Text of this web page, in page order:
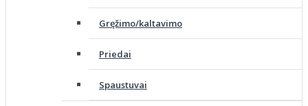
Gręžimo/kaltavimo
Priedai
Spaustuvai